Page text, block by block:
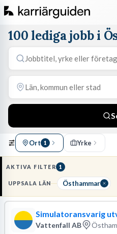
100 lediga jobb i
Ort 1 Yrke
AKTIVA FILTER 1
UPPSALA LÄN Östhammar
Simulatoransvarig
Vattenfall AB